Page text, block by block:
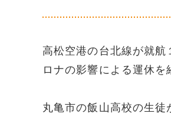
高松空港の台北線が就
ロナの影響による運休を
丸亀市の飯山高校の生